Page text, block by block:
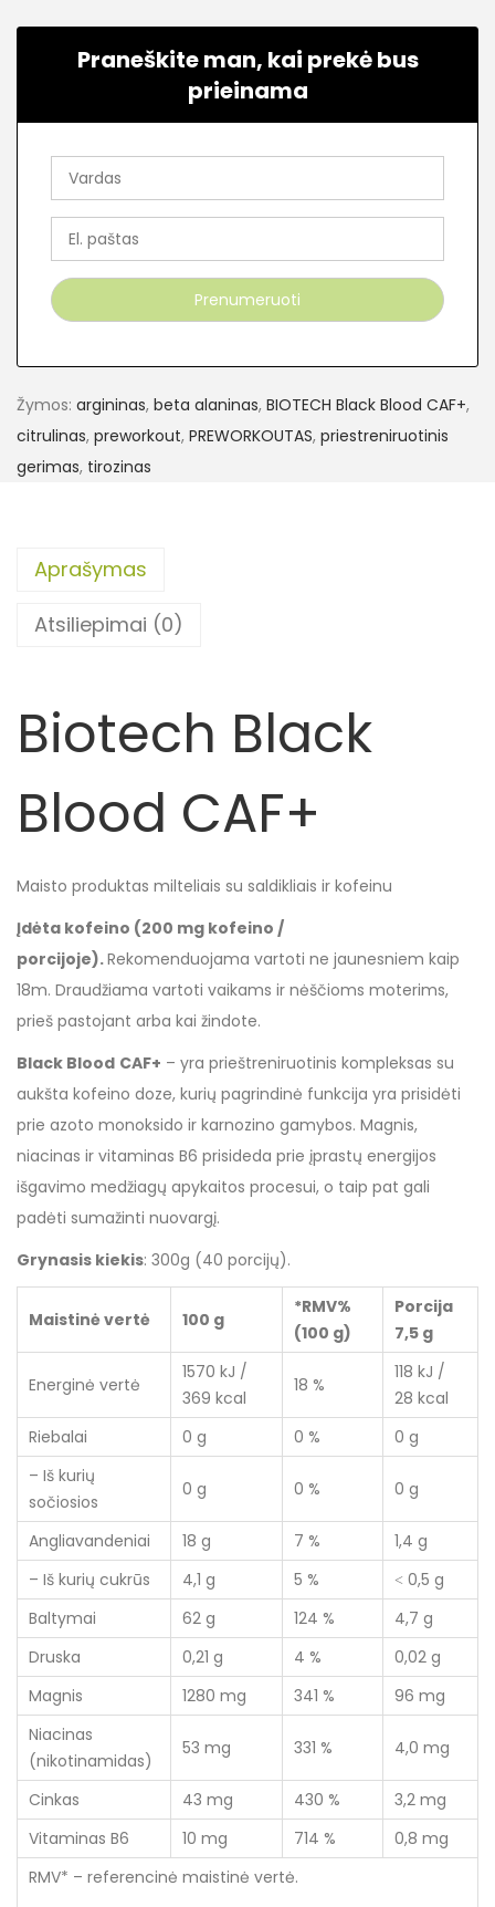
Praneškite man, kai prekė bus
prieinama
Žymos: argininas, beta alaninas, BIOTECH Black Blood CAF+,
citrulinas, preworkout, PREWORKOUTAS, priestreniruotinis
gerimas, tirozinas
Aprašymas
Atsiliepimai (0)
Biotech Black
Blood CAF+
Maisto produktas milteliais su saldikliais ir kofeinu
Įdėta kofeino (200 mg kofeino /
porcijoje).Rekomenduojama vartoti ne jaunesniem kaip
18m. Draudžiama vartoti vaikams ir nėščioms moterims,
prieš pastojant arba kai žindote.
Black Blood CAF+ – yra prieštreniruotinis kompleksas su
aukšta kofeino doze, kurių pagrindinė funkcija yra prisidėti
prie azoto monoksido ir karnozino gamybos. Magnis,
niacinas ir vitaminas B6 prisideda prie įprastų energijos
išgavimo medžiagų apykaitos procesui, o taip pat gali
padėti sumažinti nuovargį.
Grynasis kiekis: 300g (40 porcijų).
Maistinė vertė 100 g
*RMV%
(100 g)
Porcija
7,5 g
Energinė vertė
1570 kJ /
369 kcal
18 %
118 kJ /
28 kcal
Riebalai
0 g 0 %
0 g
– Iš kurių
sočiosios
0 g 0 % 0 g
Angliavandeniai 18 g 7 %
1,4 g
– Iš kurių cukrūs
4,1 g 5 %
˂ 0,5 g
Baltymai
62 g 124 %
4,7 g
Druska
0,21 g 4 %
0,02 g
Magnis
1280 mg 341 %
96 mg
Niacinas
(nikotinamidas)
53 mg 331 % 4,0 mg
Cinkas 43 mg 430 %
3,2 mg
Vitaminas B6
10 mg 714 %
0,8 mg
RMV* – referencinė maistinė vertė.